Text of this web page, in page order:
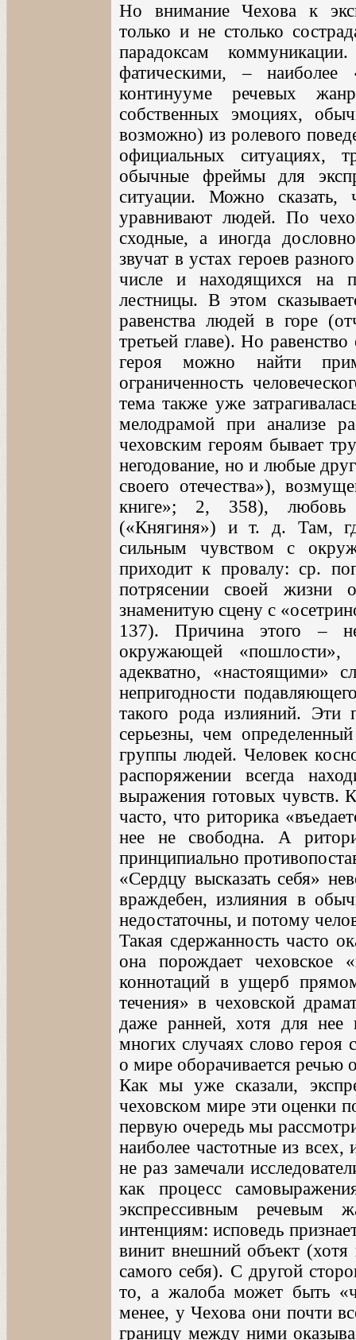
Но внимание Чехова к
только и не столько
парадоксам
фатическими, – наиболее
континууме речевых
собственных эмоциях,
возможно) из ролевого
официальных ситуациях,
обычные фреймы для
ситуации. Можно
уравнивают людей. По
сходные, а иногда
звучат в устах героев
числе и находящихся на
лестницы. В этом
равенства людей в горе
третьей главе). Но
героя можно найти
ограниченность
тема также уже
мелодрамой при анализе
чеховским героям бывает
негодование, но и любые
своего отечества»),
книге»; 2, 358), любовь
(«Княгиня») и т. д. Там,
сильным чувством с
приходит к провалу: ср.
потрясении своей
знаменитую сцену с
137). Причина этого –
окружающей «пошлости»,
адекватно, «настоящими»
непригодности
такого рода излияний. Эти
серьезны, чем
группы людей. Человек
распоряжении всегда
выражения готовых чувств.
часто, что риторика
нее не свободна. А
принципиально
«Сердцу высказать себя»
враждебен, излияния в
недостаточны, и потому
Такая сдержанность часто
она порождает чеховское
коннотаций в ущерб
течения» в чеховской
даже ранней, хотя для нее
многих случаях слово героя
о мире оборачивается речью
Как мы уже сказали,
чеховском мире эти оценки
первую очередь мы
наиболее частотные из всех,
не раз замечали
как процесс
экспрессивным речевым
интенциям: исповедь
винит внешний объект (хотя
самого себя). С другой
то, а жалоба может быть
менее, у Чехова они почти
границу между ними